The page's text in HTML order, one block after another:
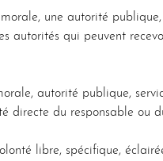
une autorité
autorités qui peuvent
autorité publique,
directe du responsable ou
libre, spécifique,